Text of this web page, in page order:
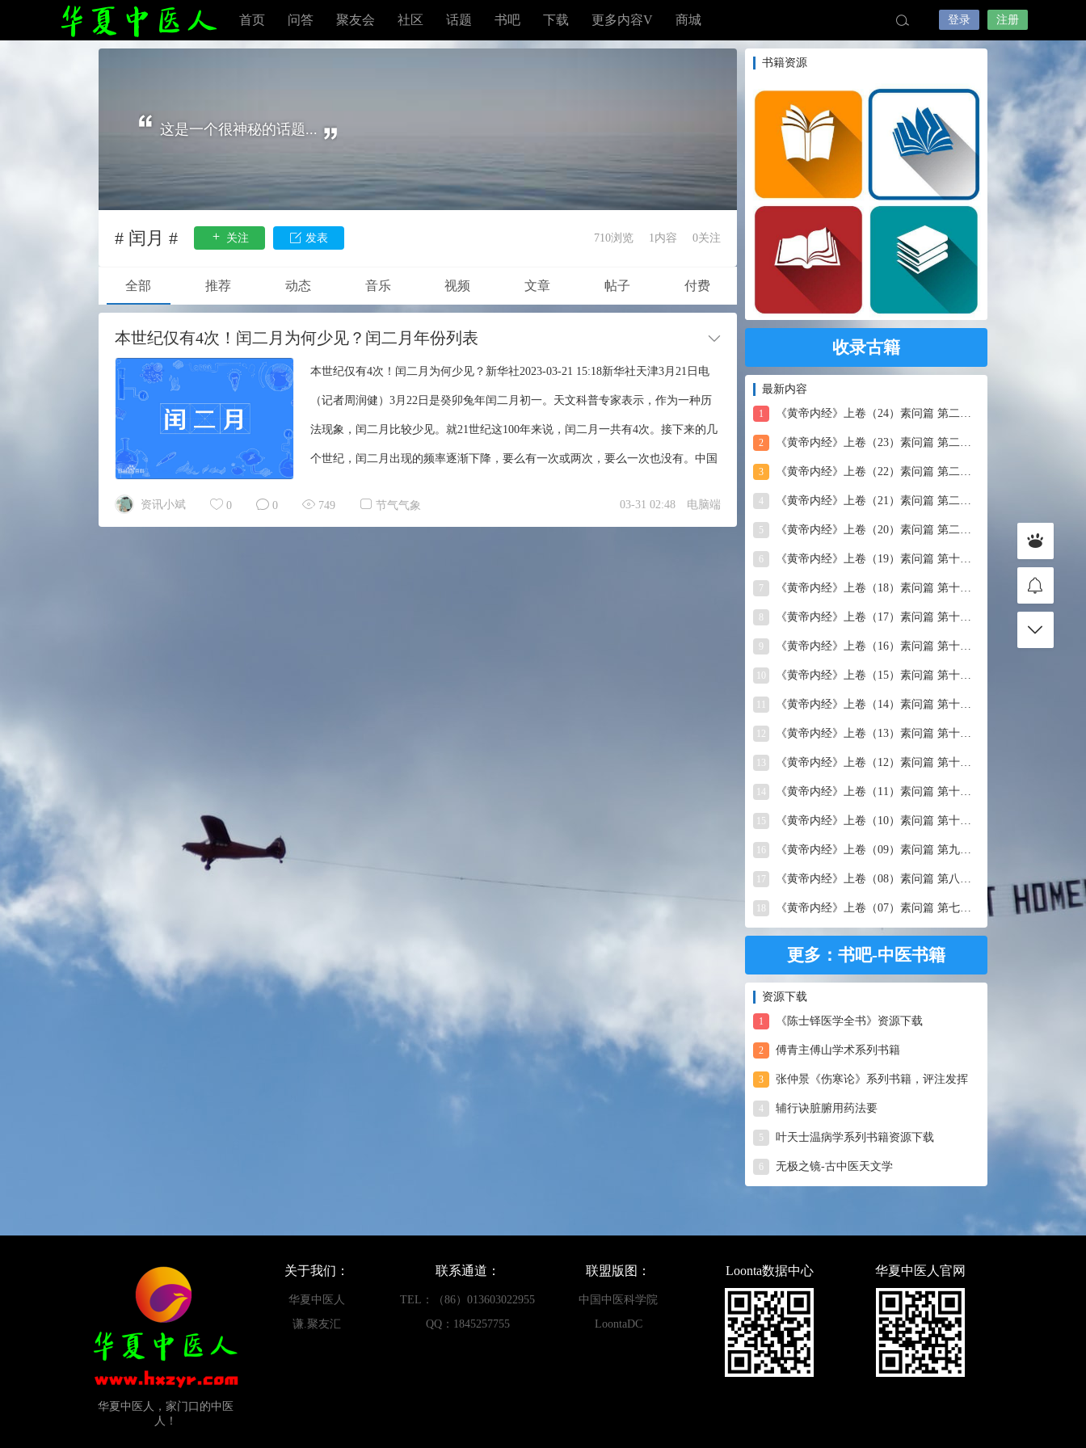
首页 问答 聚友会 社区 话题 书吧 下载 更多内容V 商城 登录 注册
书籍资源
收录古籍
最新内容
1 《黄帝内经》上卷（24）素问篇 第二十四篇 血气形志篇第
2 《黄帝内经》上卷（23）素问篇 第二十三篇 宣明五气
3 《黄帝内经》上卷（22）素问篇 第二十二篇 藏气法时论
4 《黄帝内经》上卷（21）素问篇 第二十一篇 经脉别论
5 《黄帝内经》上卷（20）素问篇 第二十篇 三部九候论
6 《黄帝内经》上卷（19）素问篇 第十九篇 玉机真藏论
7 《黄帝内经》上卷（18）素问篇 第十八篇 平人气象论
《黄帝内经》上卷（17）素问篇 第十七篇 脉要精微论
9 《黄帝内经》上卷（16）素问篇 第十六篇 诊要经终论
《黄帝内经》上卷（15）素问篇 第十五篇 玉版论要
《黄帝内经》上卷（14）素问篇 第十四篇 汤液醪醴论
12 《黄帝内经》上卷（13）素问篇 第十三篇 移精变气论
13 《黄帝内经》上卷（12）素问篇 第十二篇 异法方宜论
14 《黄帝内经》上卷（11）素问篇 第十一篇 五藏别论
15 《黄帝内经》上卷（10）素问篇 第十篇 五藏生成
16 《黄帝内经》上卷（09）素问篇 第九篇 六节藏象论
17 《黄帝内经》上卷（08）素问篇 第八篇 灵兰秘典论
《黄帝内经》上卷（07）素问篇 第七篇 阴阳别论
更多：书吧-中医书籍
资源下载
1 《陈士铎医学全书》资源下载
2 傅青主傅山学术系列书籍
3 张仲景《伤寒论》系列书籍，评注发挥
4 辅行诀脏腑用药法要
5 叶天士温病学系列书籍资源下载
6 无极之镜-古中医天文学
这是一个很神秘的话题...
# 闰月 # 关注 发表 710浏览 1内容 0关注
全部 推荐 动态 音乐 视频 文章 帖子 付费
本世纪仅有4次！闰二月为何少见？闰二月年份列表
本世纪仅有4次！闰二月为何少见？新华社2023-03-21 15:18新华社天津3月21日电
（记者周润健）3月22日是癸卯兔年闰二月初一。天文科普专家表示，作为一种历
法现象，闰二月比较少见。就21世纪这100年来说，闰二月一共有4次。接下来的几
个世纪，闰二月出现的频率逐渐下降，要么有一次或两次，要么一次也没有。中国
资讯小斌 0 0 749 节气气象 03-31 02:48 电脑端
华夏中医人，家门口的中医
人！
关于我们：
华夏中医人
谦.聚友汇
联系通道：
TEL：（86）013603022955
QQ：1845257755
联盟版图：
中国中医科学院
LoontaDC
Loonta数据中心 华夏中医人官网